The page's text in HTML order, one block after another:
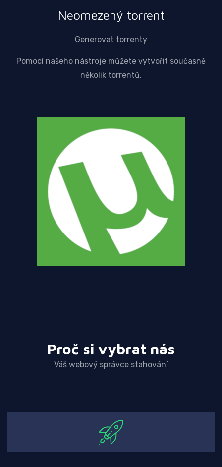
Neomezený torrent
Generovat torrenty
Pomocí našeho nástroje můžete vytvořit současně
několik torrentů.
Proč si vybrat nás
Váš webový správce stahování